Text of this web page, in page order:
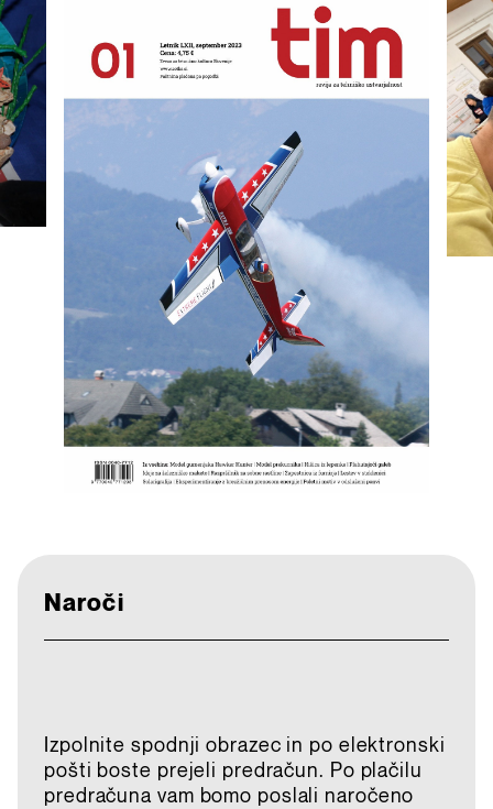
Naroči
Izpolnite spodnji obrazec in po elektronski
pošti boste prejeli predračun. Po plačilu
predračuna vam bomo poslali naročeno